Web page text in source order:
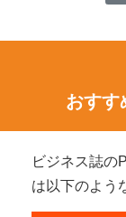
おすす
ビジネス誌の
は以下のよう